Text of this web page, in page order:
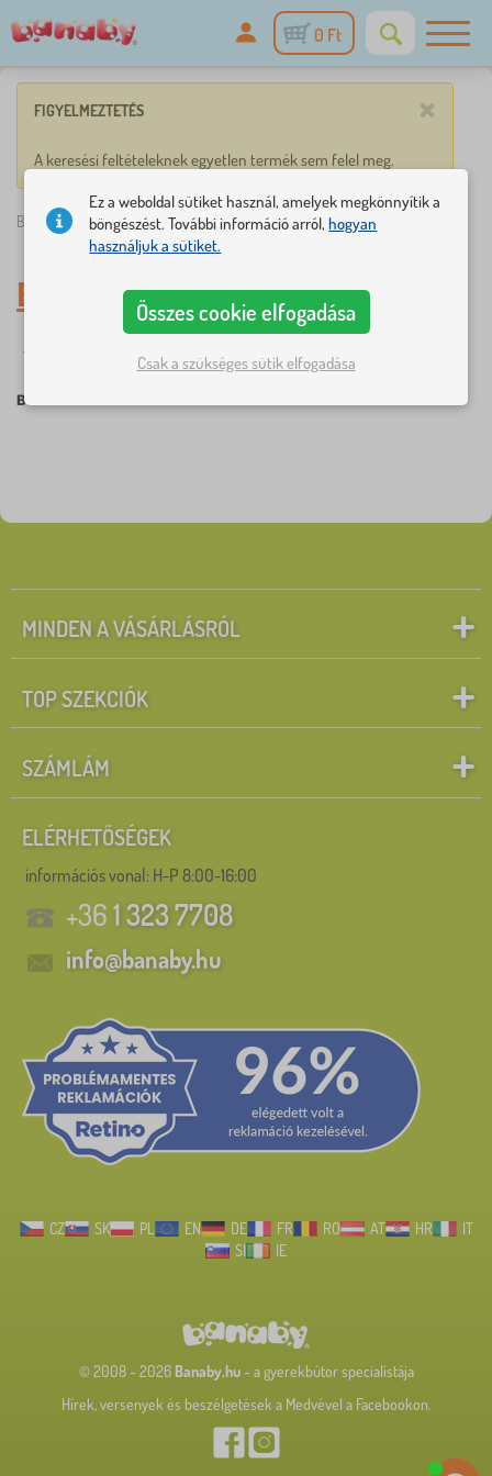
0 Ft
×
FIGYELMEZTETÉS
A keresési feltételeknek egyetlen termék sem felel meg.
Banaby.hu »Ben 10
Ben 10
Szűrés
SZŰRÉS
Ben 10
MINDEN A VÁSÁRLÁSRÓL
TOP SZEKCIÓK
SZÁMLÁM
ELÉRHETŐSÉGEK
információs vonal: H-P 8:00-16:00
+361 323 7708
info@banaby.hu
CZ SK PL EN DE FR RO AT HR
IT
SI
IE
© 2008 - 2026 Banaby.hu- a gyerekbútor specialistája
Hírek, versenyek és beszélgetések a Medvével a Facebookon.
Ez a weboldal sütiket használ, amelyek megkönnyítik a
böngészést. További információ arról,hogyan
használjuk a sütiket.
Összes cookie elfogadása
Csak a szükséges sütik elfogadása